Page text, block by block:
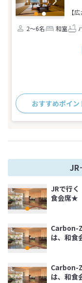
【
2～6名
和室
おすすめポイン
JR
JRで行
食会席★
Carbon-
は、和食
Carbon-
は、和食